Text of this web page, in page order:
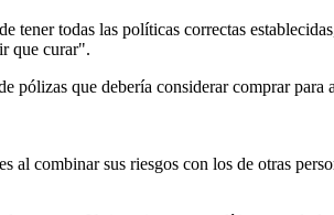
tener todas las políticas correctas
que curar".
que debería considerar comprar
al combinar sus riesgos con los de otras